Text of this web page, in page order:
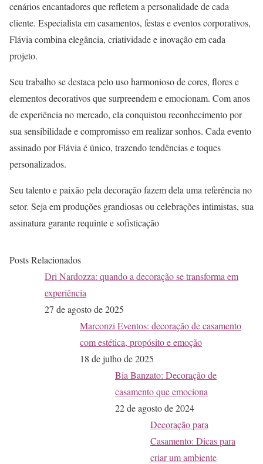
cenários encantadores que refletem a personalidade de cada
cliente. Especialista em casamentos, festas e eventos corporativos,
Flávia combina elegância, criatividade e inovação em cada
projeto.
Seu trabalho se destaca pelo uso harmonioso de cores, flores e
elementos decorativos que surpreendem e emocionam. Com anos
de experiência no mercado, ela conquistou reconhecimento por
sua sensibilidade e compromisso em realizar sonhos. Cada evento
assinado por Flávia é único, trazendo tendências e toques
personalizados.
Seu talento e paixão pela decoração fazem dela uma referência no
setor. Seja em produções grandiosas ou celebrações intimistas, sua
assinatura garante requinte e sofisticação
Posts Relacionados
Dri Nardozza: quando a decoração se transforma em
experiência
27 de agosto de 2025
Marconzi Eventos: decoração de casamento
com estética, propósito e emoção
18 de julho de 2025
Bia Banzato: Decoração de
casamento que emociona
22 de agosto de 2024
Decoração para
Casamento: Dicas para
criar um ambiente